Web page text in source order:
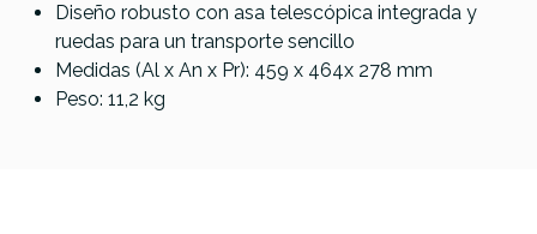
Diseño robusto con asa telescópica integrada y
ruedas para un transporte sencillo
Medidas (Al x An x Pr): 459 x 464x 278 mm
Peso: 11,2 kg